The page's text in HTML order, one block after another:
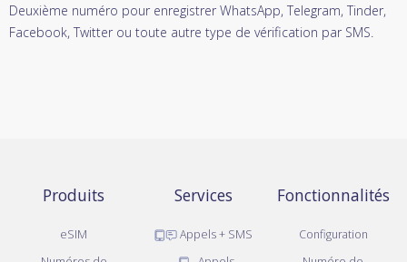
Deuxième numéro pour enregistrer WhatsApp, Telegram, Tinder,
Facebook, Twitter ou toute autre type de vérification par SMS.
Produits
eSIM
Services
Appels + SMS
Fonctionnalités
Configuration